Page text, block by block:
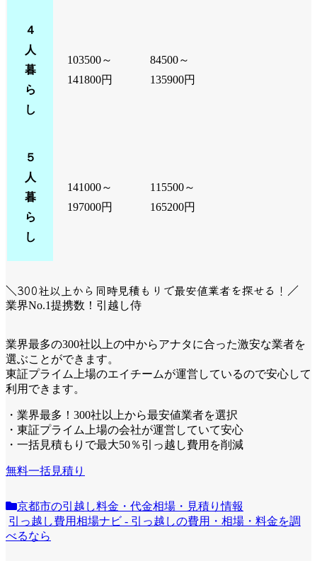
４
人
暮
ら
し
103500～
141800円
84500～
135900円
５
人
暮
ら
し
141000～
197000円
115500～
165200円
＼300社以上から同時見積もりで最安値業者を探せる！／
業界No.1提携数！引越し侍
業界最多の300社以上の中からアナタに合った激安な業者を
選ぶことができます。
東証プライム上場のエイチームが運営しているので安心して
利用できます。
・業界最多！300社以上から最安値業者を選択
・東証プライム上場の会社が運営していて安心
・一括見積もりで最大50％引っ越し費用を削減
無料一括見積り
京都市の引越し料金・代金相場・見積り情報
引っ越し費用相場ナビ - 引っ越しの費用・相場・料金を調
べるなら